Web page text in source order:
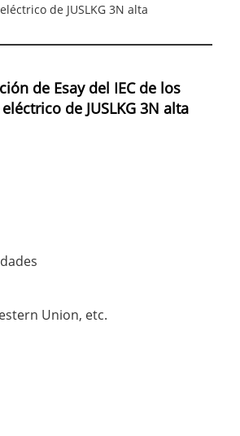
de JUSLKG 3N alta
de Esay del IEC de los
de JUSLKG 3N alta
Union, etc.